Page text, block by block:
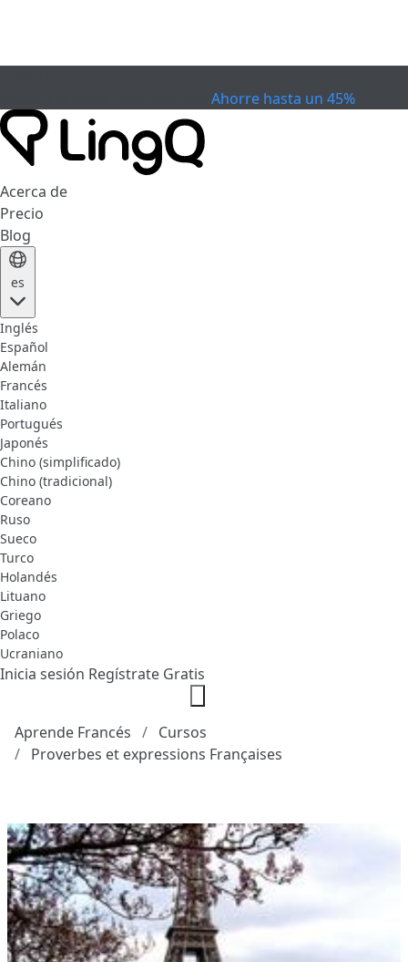
Ahorre hasta un 45%
Acerca de
Precio
Blog
es
Inglés
Español
Alemán
Francés
Italiano
Portugués
Japonés
Chino (simplificado)
Chino (tradicional)
Coreano
Ruso
Sueco
Turco
Holandés
Lituano
Griego
Polaco
Ucraniano
Inicia sesión Regístrate Gratis
Aprende Francés
Cursos
Proverbes et expressions Françaises